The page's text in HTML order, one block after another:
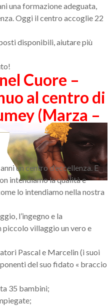
una formazione adeguata,
Oggi il centro accoglie 22
disponibili, aiutare più
Cuore –
al centro di
(Marza –
Cameroun)
un centro d’eccellenza. E
intendiamo la qualità e
lo intendiamo nella nostra
l’ingegno e la
piccolo villaggio un vero e
Pascal e Marcelin (i suoi
del suo fidato « braccio
35 bambini;